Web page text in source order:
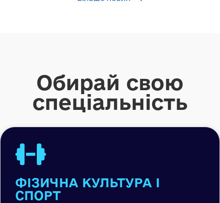
Обирай свою
спеціальність
ФІЗИЧНА КУЛЬТУРА І
СПОРТ